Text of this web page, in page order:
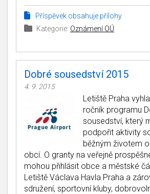
Příspěvek obsahuje přílohy
Kategorie: Oznámení OÚ
Dobré sousedství 2015
4. 9. 2015
Letiště Praha
ročník programu
sousedství, který
podpořit aktivity
běžným životem
obcí. O granty na veřejně
mohou přihlásit obce a městské
Letiště Václava Havla Praha a
sdružení, sportovní kluby,